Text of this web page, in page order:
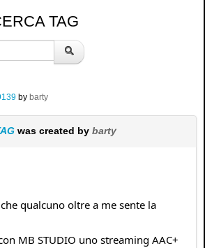
TAG
by barty
was created by barty
qualcuno oltre a me sente la
MB STUDIO uno streaming AAC+